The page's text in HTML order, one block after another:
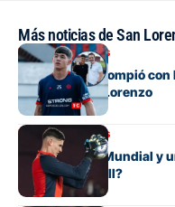
Más noticias de San
Mercado de pases
El juvenil que rompió
futuro en San Lorenzo
Mercado de pases
Entre su gran Mundial y
con Orlando Gill?